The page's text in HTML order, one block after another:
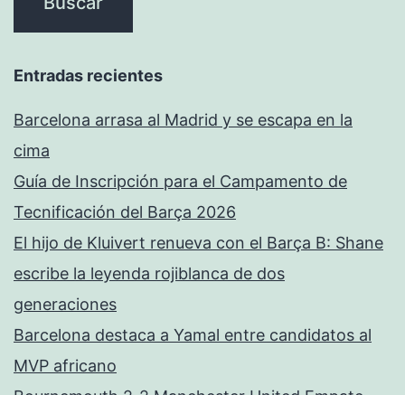
Entradas recientes
Barcelona arrasa al Madrid y se escapa en la
cima
Guía de Inscripción para el Campamento de
Tecnificación del Barça 2026
El hijo de Kluivert renueva con el Barça B: Shane
escribe la leyenda rojiblanca de dos
generaciones
Barcelona destaca a Yamal entre candidatos al
MVP africano